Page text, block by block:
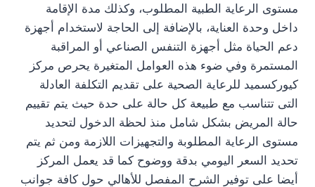
مستوى الرعاية الطبية المطلوب، وكذلك مدة الإقامة
داخل وحدة العناية، بالإضافة إلى الحاجة لاستخدام أجهزة
دعم الحياة مثل أجهزة التنفس الصناعي أو المراقبة
المستمرة وفي ضوء هذه العوامل المتغيرة يحرص مركز
كيوركسميد للرعاية الصحية على تقديم التكلفة العادلة
التى تتناسب مع طبيعة كل حالة على حدة حيث يتم تقييم
حالة المريض بشكل شامل منذ لحظة الدخول لتحديد
مستوى الرعاية المطلوبة والتجهيزات اللازمة ومن ثم يتم
تحديد السعر اليومي بدقة ووضوح كما قد يعمل المركز
أيضا على توفير الشرح المفصل للأهالي حول كافة جوانب